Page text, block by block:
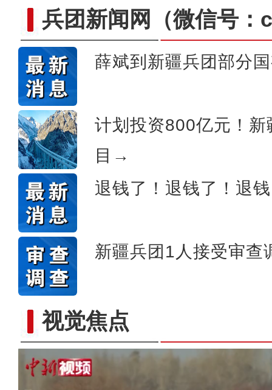
兵团新闻网 （微信号
薛斌到新疆兵团部分
计划投资800亿元！
目→
退钱了！退钱了！退
新疆兵团1人接受审查
视觉焦点